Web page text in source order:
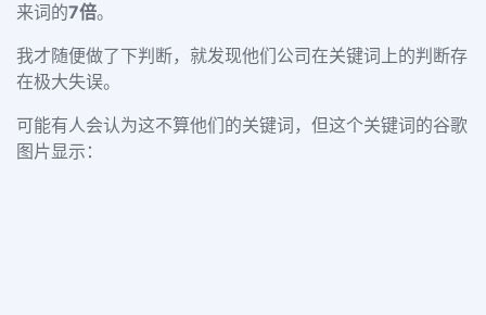
来词的7倍。
我才随便做了下判断，就发现他们公司在关键词上的判断存
在极大失误。
可能有人会认为这不算他们的关键词，但这个关键词的谷歌
图片显示：